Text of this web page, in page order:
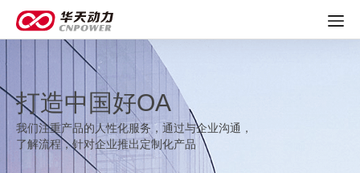
打造中国好OA
我们注重产品的人性化服务，通过与企业沟通，
了解流程，针对企业推出定制化产品